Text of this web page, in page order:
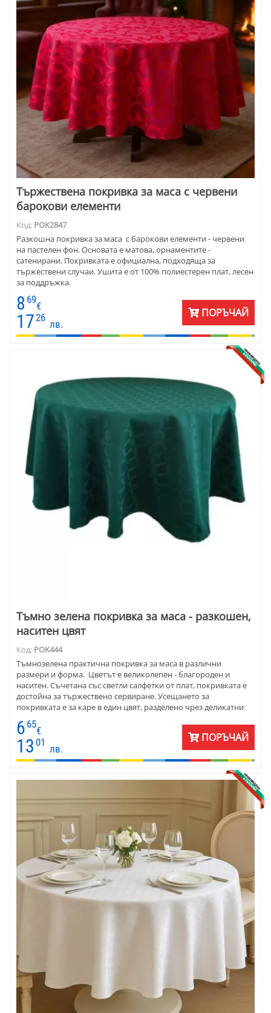
Тържествена покривка за маса с червени
барокови елементи
Код: POK2847
Разкошна покривка за маса с барокови елементи - червени
на пастелен фон. Основата е матова, орнаментите -
сатенирани. Покривката е официална, подходяща за
тържествени случаи. Ушита е от 100% полиестерен плат, лесен
за поддръжка.
8 69
€
1726
лв.
ПОРЪЧАЙ
Тъмно зелена покривка за маса - разкошен,
наситен цвят
Код: POK444
Тъмнозелена практична покривка за маса в различни
размери и форма. Цветът е великолепен - благороден и
наситен. Съчетана със светли салфетки от плат, покривката е
достойна за тържествено сервиране. Усещането за
покривката е за каре в един цвят, разделено чрез деликатни
ивици с лек копринен отблясък. Освен в описаните по-долу
размери, покривките се шият и по заявка с размери на
клиента. Десенът и тъканта позволяват използването им както
за украса, така и за ежедневна употреба.
6 65
€
13 01
лв.
ПОРЪЧАЙ